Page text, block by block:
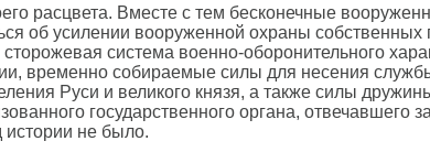
расцвета. Вместе с тем бесконечные
об усилении вооруженной охраны
система военно-оборонительного
временно собираемые силы для несения
Руси и великого князя, а также силы
государственного органа, отвечавшего
истории не было.